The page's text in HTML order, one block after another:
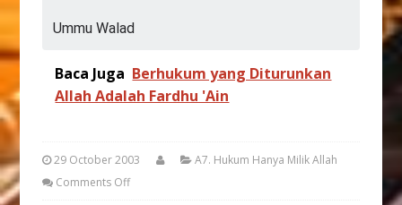
Ummu Walad
Baca Juga Berhukum yang Diturunkan
Allah Adalah Fardhu 'Ain
29 October 2003
A7. Hukum Hanya Milik Allah
Comments Off